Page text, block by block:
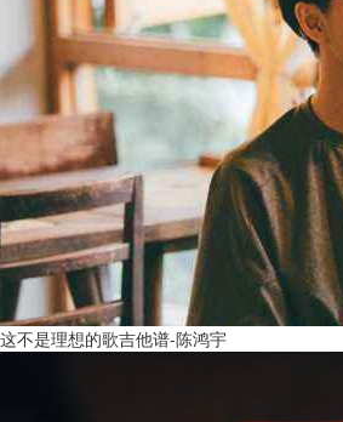
这不是理想的歌吉他谱-陈鸿宇